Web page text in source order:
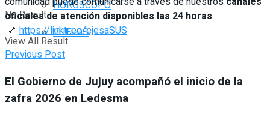
No Result
View All Result
HORÓSCOPO
VUELOS
oficiales de atención disponibles las 24 horas:
🔗 https://linktr.ee/ejesaSUS
Previous Post
El Gobierno de Jujuy acompañó el inicio de la
zafra 2026 en Ledesma